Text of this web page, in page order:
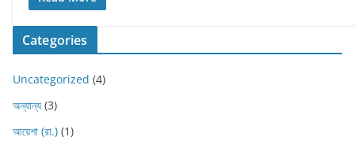
Categories
Uncategorized (4)
অন্যান্য (3)
আয়েশা (রা.) (1)